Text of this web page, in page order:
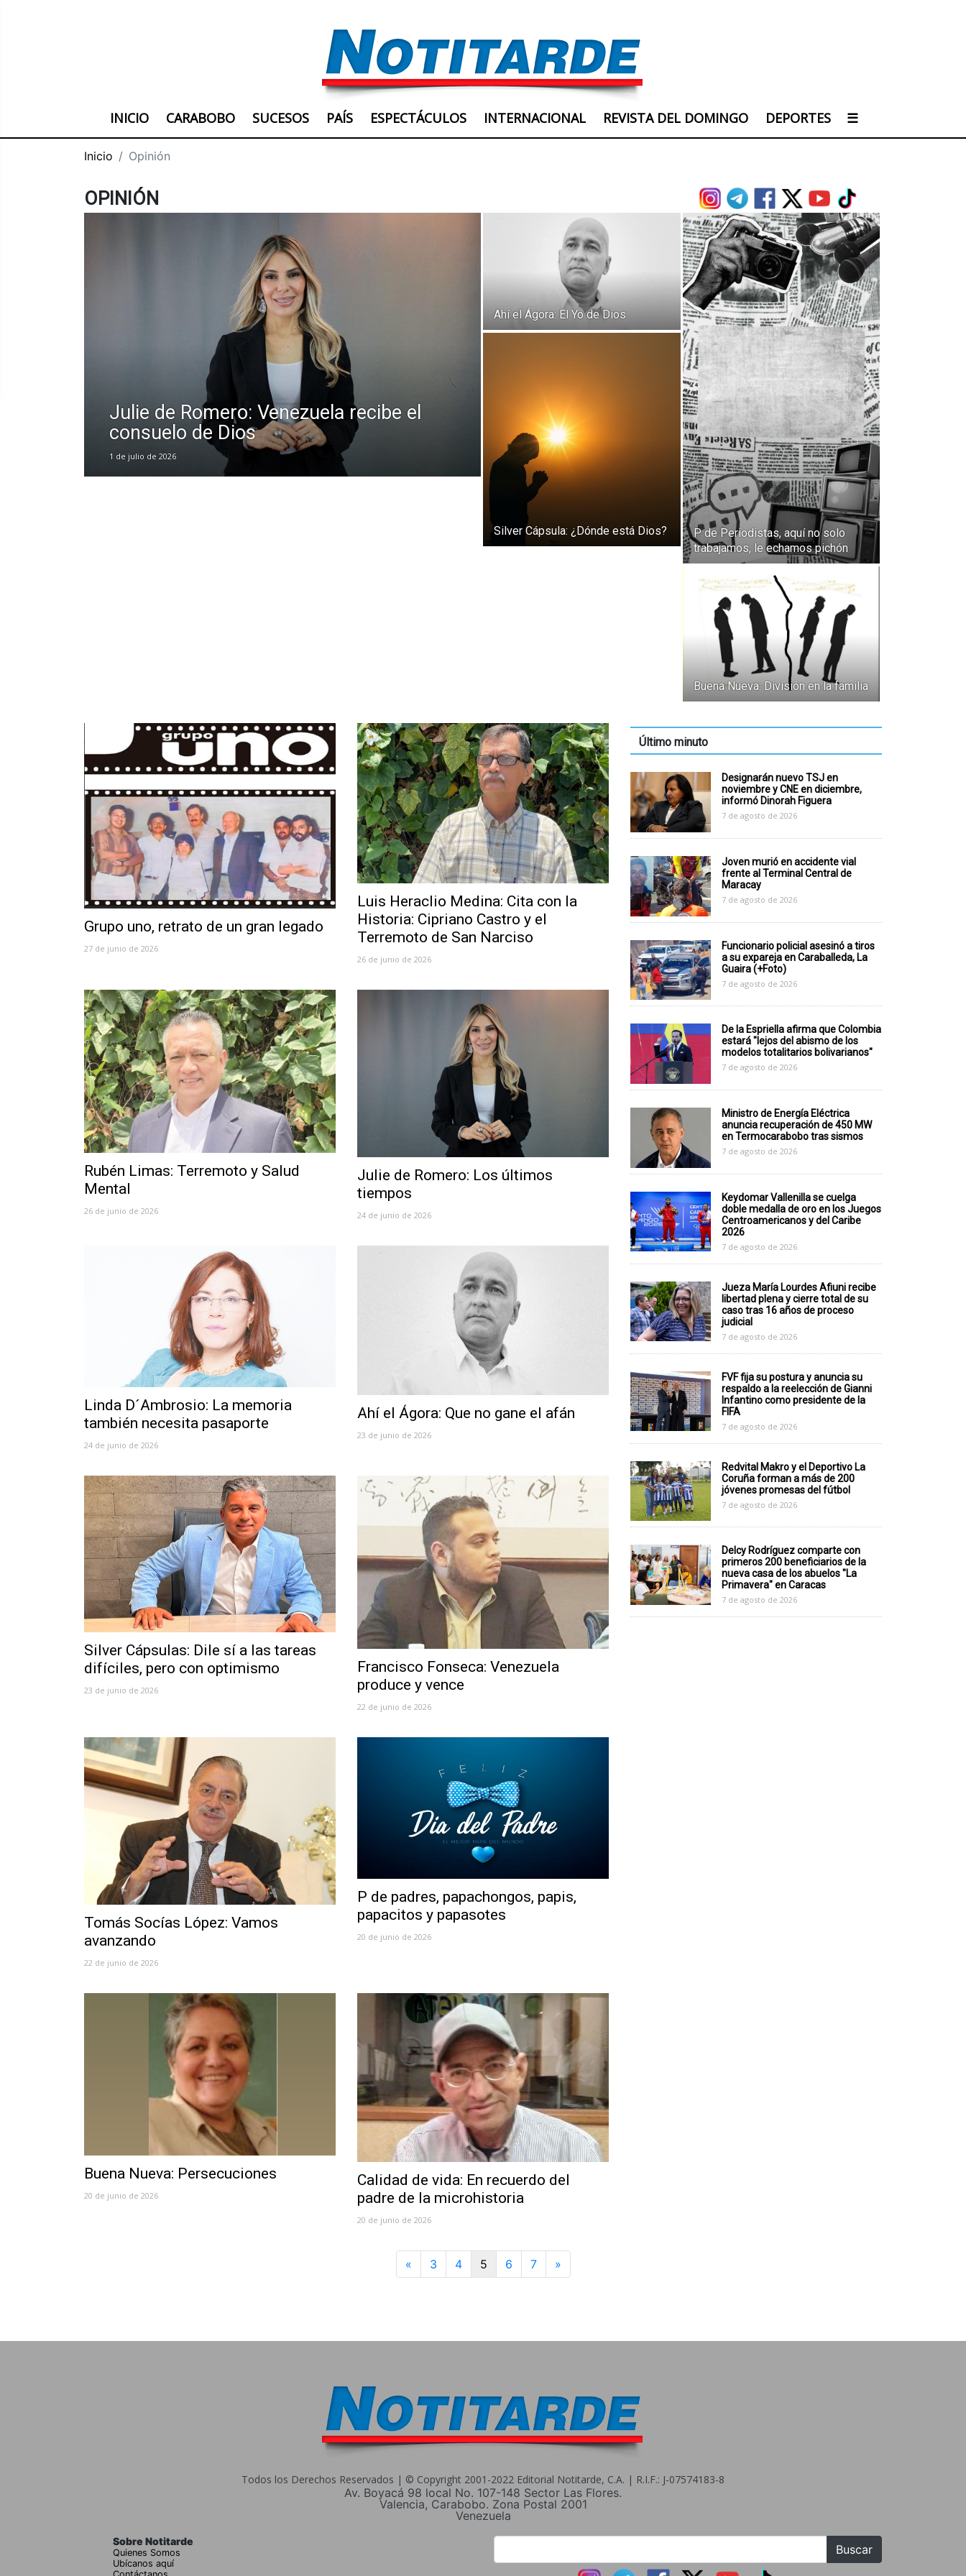
INICIO CARABOBO SUCESOS PAÍS ESPECTÁCULOS INTERNACIONAL REVISTA DEL DOMINGO DEPORTES ☰
Inicio Opinión
OPINIÓN
Julie de Romero: Venezuela recibe el
consuelo de Dios
1 de julio de 2026
Ahí el Ágora: El Yo de Dios
Silver Cápsula: ¿Dónde está Dios?
P de Periodistas, aquí no solo
trabajamos, le echamos pichón
Buena Nueva: División en la familia
Grupo uno, retrato de un gran legado
27 de junio de 2026
Luis Heraclio Medina: Cita con la
Historia: Cipriano Castro y el
Terremoto de San Narciso
26 de junio de 2026
Rubén Limas: Terremoto y Salud
Mental
26 de junio de 2026
Julie de Romero: Los últimos
tiempos
24 de junio de 2026
Linda D´Ambrosio: La memoria
también necesita pasaporte
24 de junio de 2026
Ahí el Ágora: Que no gane el afán
23 de junio de 2026
Silver Cápsulas: Dile sí a las tareas
difíciles, pero con optimismo
23 de junio de 2026
Francisco Fonseca: Venezuela
produce y vence
22 de junio de 2026
Tomás Socías López: Vamos
avanzando
22 de junio de 2026
P de padres, papachongos, papis,
papacitos y papasotes
20 de junio de 2026
Buena Nueva: Persecuciones
20 de junio de 2026
Calidad de vida: En recuerdo del
padre de la microhistoria
20 de junio de 2026
Último minuto
Designarán nuevo TSJ en
noviembre y CNE en diciembre,
informó Dinorah Figuera
7 de agosto de 2026
Joven murió en accidente vial
frente al Terminal Central de
Maracay
7 de agosto de 2026
Funcionario policial asesinó a tiros
a su expareja en Caraballeda, La
Guaira (+Foto)
7 de agosto de 2026
De la Espriella afirma que Colombia
estará "lejos del abismo de los
modelos totalitarios bolivarianos"
7 de agosto de 2026
Ministro de Energía Eléctrica
anuncia recuperación de 450 MW
en Termocarabobo tras sismos
7 de agosto de 2026
Keydomar Vallenilla se cuelga
doble medalla de oro en los Juegos
Centroamericanos y del Caribe
2026
7 de agosto de 2026
Jueza María Lourdes Afiuni recibe
libertad plena y cierre total de su
caso tras 16 años de proceso
judicial
7 de agosto de 2026
FVF fija su postura y anuncia su
respaldo a la reelección de Gianni
Infantino como presidente de la
FIFA
7 de agosto de 2026
Redvital Makro y el Deportivo La
Coruña forman a más de 200
jóvenes promesas del fútbol
7 de agosto de 2026
Delcy Rodríguez comparte con
primeros 200 beneficiarios de la
nueva casa de los abuelos "La
Primavera" en Caracas
7 de agosto de 2026
« Previous
3 4 5 6 7 »Next
Todos los Derechos Reservados | © Copyright 2001-2022 Editorial Notitarde, C.A. | R.I.F.: J-07574183-8
Av. Boyacá 98 local No. 107-148 Sector Las Flores.
Valencia, Carabobo. Zona Postal 2001
Venezuela
Sobre Notitarde
Quienes Somos
Ubícanos aquí
Buscar